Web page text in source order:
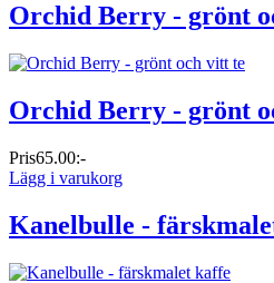
Orchid Berry - grönt
Orchid Berry - grönt
Pris65.00:-
Lägg i varukorg
Kanelbulle -